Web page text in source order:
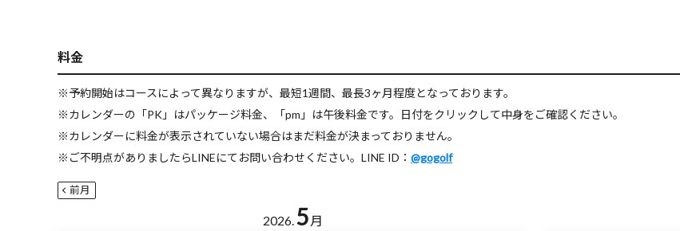
料金
※予約開始はコースによって異なりますが、最短1週間、最長3ヶ月程度となっております。
※カレンダーの「PK」はパッケージ料金、「pm」は午後料金です。日付をクリックして中身をご確認ください。
※カレンダーに料金が表示されていない場合はまだ料金が決まっておりません。
※ご不明点がありましたらLINEにてお問い合わせください。LINE ID： @gogolf
前月
2026.5 月